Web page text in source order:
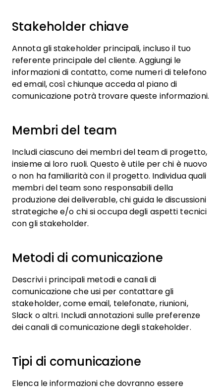
Stakeholder chiave
Annota gli stakeholder principali, incluso il tuo
referente principale del cliente. Aggiungi le
informazioni di contatto, come numeri di telefono
ed email, così chiunque acceda al piano di
comunicazione potrà trovare queste informazioni.
Membri del team
Includi ciascuno dei membri del team di progetto,
insieme ai loro ruoli. Questo è utile per chi è nuovo
o non ha familiarità con il progetto. Individua quali
membri del team sono responsabili della
produzione dei deliverable, chi guida le discussioni
strategiche e/o chi si occupa degli aspetti tecnici
con gli stakeholder.
Metodi di comunicazione
Descrivi i principali metodi e canali di
comunicazione che usi per contattare gli
stakeholder, come email, telefonate, riunioni,
Slack o altri. Includi annotazioni sulle preferenze
dei canali di comunicazione degli stakeholder.
Tipi di comunicazione
Elenca le informazioni che dovranno essere